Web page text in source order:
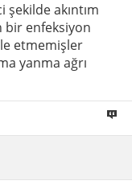
akıntım
bir enfeksiyon
etmemişler
yanma ağrı